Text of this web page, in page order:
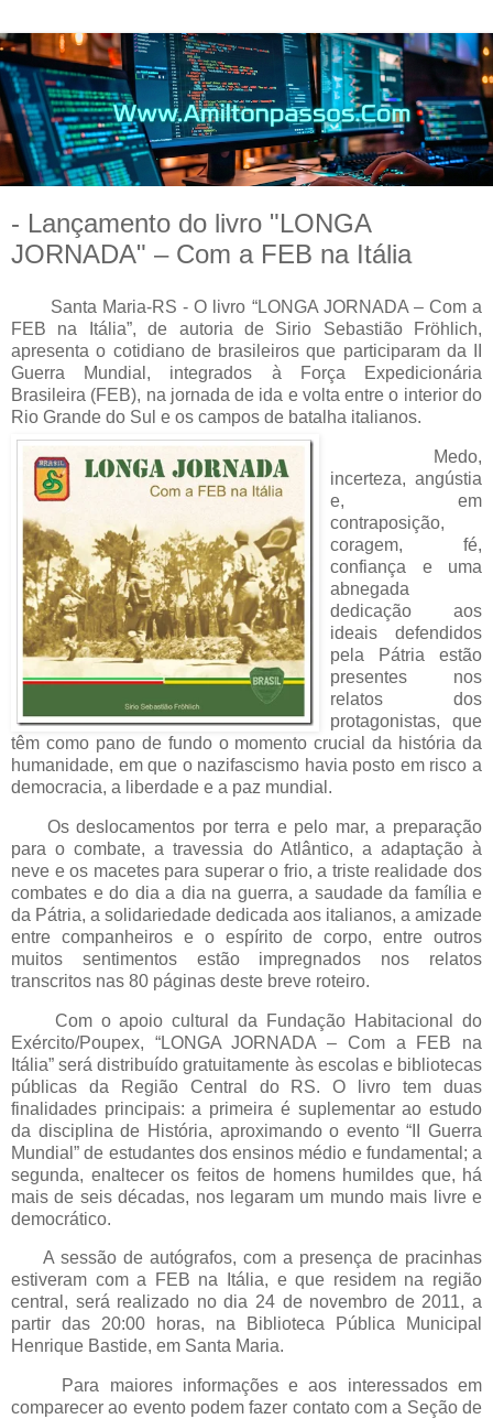
- Lançamento do livro "LONGA
JORNADA" – Com a FEB na Itália
Santa Maria-RS - O livro “LONGA JORNADA – Com a
FEB na Itália”, de autoria de Sirio Sebastião Fröhlich,
apresenta o cotidiano de brasileiros que participaram da II
Guerra Mundial, integrados à Força Expedicionária
Brasileira (FEB), na jornada de ida e volta entre o interior do
Rio Grande do Sul e os campos de batalha italianos.
Medo,
incerteza, angústia
e, em
contraposição,
coragem, fé,
confiança e uma
abnegada
dedicação aos
ideais defendidos
pela Pátria estão
presentes nos
relatos dos
protagonistas, que
têm como pano de fundo o momento crucial da história da
humanidade, em que o nazifascismo havia posto em risco a
democracia, a liberdade e a paz mundial.
Os deslocamentos por terra e pelo mar, a preparação
para o combate, a travessia do Atlântico, a adaptação à
neve e os macetes para superar o frio, a triste realidade dos
combates e do dia a dia na guerra, a saudade da família e
da Pátria, a solidariedade dedicada aos italianos, a amizade
entre companheiros e o espírito de corpo, entre outros
muitos sentimentos estão impregnados nos relatos
transcritos nas 80 páginas deste breve roteiro.
Com o apoio cultural da Fundação Habitacional do
Exército/Poupex, “LONGA JORNADA – Com a FEB na
Itália” será distribuído gratuitamente às escolas e bibliotecas
públicas da Região Central do RS. O livro tem duas
finalidades principais: a primeira é suplementar ao estudo
da disciplina de História, aproximando o evento “II Guerra
Mundial” de estudantes dos ensinos médio e fundamental; a
segunda, enaltecer os feitos de homens humildes que, há
mais de seis décadas, nos legaram um mundo mais livre e
democrático.
A sessão de autógrafos, com a presença de pracinhas
estiveram com a FEB na Itália, e que residem na região
central, será realizado no dia 24 de novembro de 2011, a
partir das 20:00 horas, na Biblioteca Pública Municipal
Henrique Bastide, em Santa Maria.
Para maiores informações e aos interessados em
comparecer ao evento podem fazer contato com a Seção de